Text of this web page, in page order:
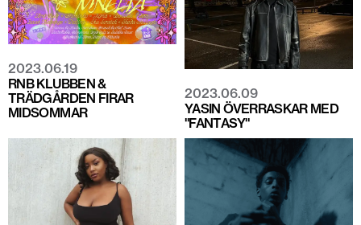
2023.06.19
RNB KLUBBEN &
TRÄDGÅRDEN FIRAR
MIDSOMMAR
2023.06.09
YASIN ÖVERRASKAR MED
"FANTASY"